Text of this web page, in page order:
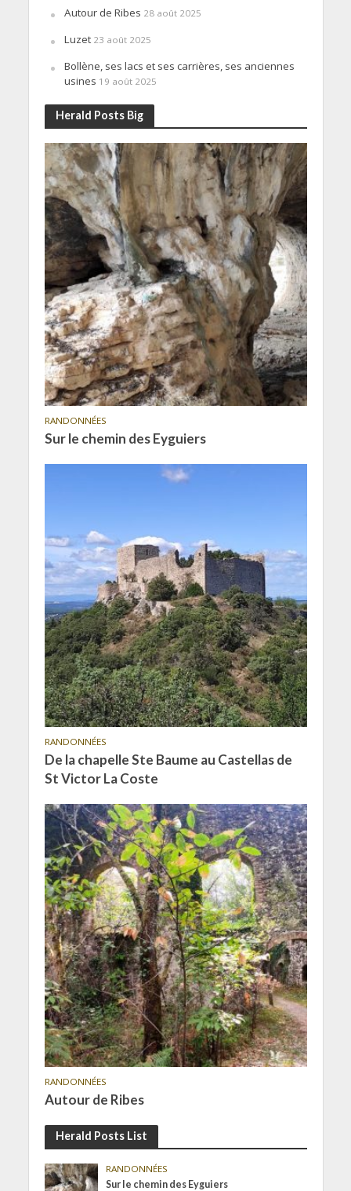
Autour de Ribes 28 août 2025
Luzet 23 août 2025
Bollène, ses lacs et ses carrières, ses anciennes
usines 19 août 2025
Herald Posts Big
RANDONNÉES
Sur le chemin des Eyguiers
RANDONNÉES
De la chapelle Ste Baume au Castellas de
St Victor La Coste
RANDONNÉES
Autour de Ribes
Herald Posts List
RANDONNÉES
Sur le chemin des Eyguiers